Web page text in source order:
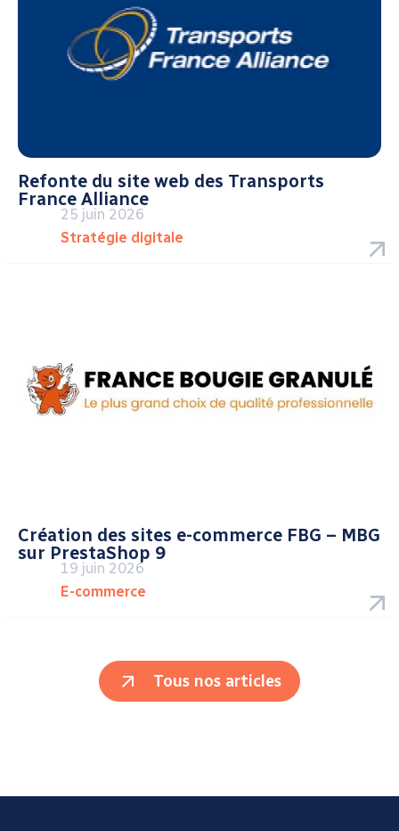
Refonte du site web des Transports
France Alliance
25 juin 2026
Stratégie digitale
Création des sites e-commerce FBG – MBG
sur PrestaShop 9
19 juin 2026
E-commerce
Tous nos articles